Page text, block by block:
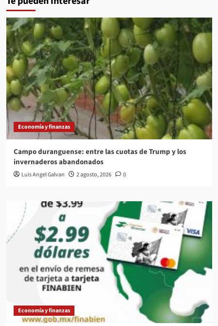
Economía y finanzas
Campo duranguense: entre las cuotas de Trump y los
invernaderos abandonados
Luis Angel Galvan 2 agosto, 2026 0
Economía y finanzas